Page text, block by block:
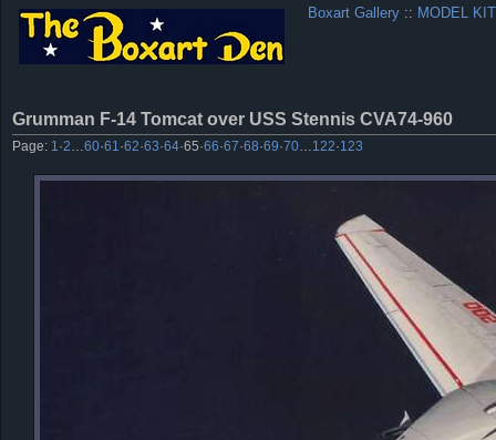
Boxart Gallery :: MODEL
Grumman F-14 Tomcat over USS Stennis CVA74-960
Page: 1 ·2 60·61 ·62·63·64·65·66·67·68·69·70 122·123